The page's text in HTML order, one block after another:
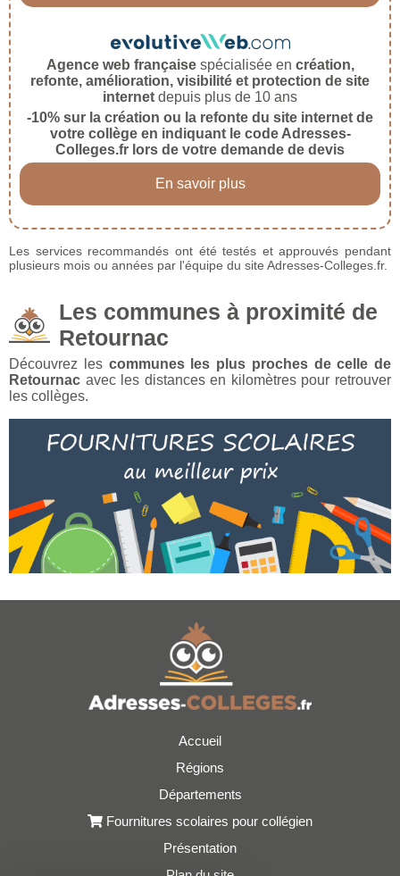
Agence web françaisespécialisée en création,
refonte, amélioration, visibilité et protection de site
internet depuis plus de 10 ans
-10% sur la création ou la refonte du site internet de
votre collège en indiquant le code Adresses-
Colleges.fr lors de votre demande de devis
En savoir plus
Les services recommandés ont été testés et approuvés pendant
plusieurs mois ou années par l'équipe du site Adresses-Colleges.fr.
Les communes à proximité de
Retournac
Découvrez les communes les plus proches de celle de
Retournac avec les distances en kilomètres pour retrouver
les collèges.
Accueil
Régions
Départements
Fournitures scolaires pour collégien
Présentation